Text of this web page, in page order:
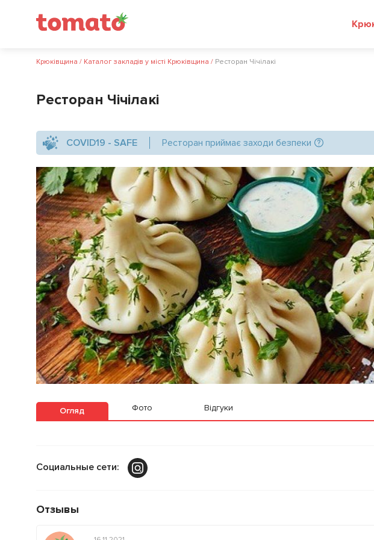
Крюківщина / Каталог закладів у місті Крюківщина / Ресторан Чiчiлакi
Ресторан Чiчiлакi
COVID19 - SAFE Ресторан приймає заходи безпеки
Огляд Фото Відгуки
Социальные сети:
Отзывы